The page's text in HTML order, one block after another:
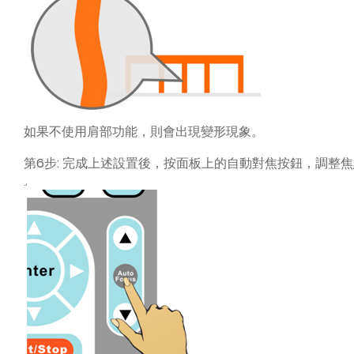
如果不使用肩部功能，則會出現變形現象。
第6步: 完成上述設置後，按面板上的自動對焦按鈕，調整